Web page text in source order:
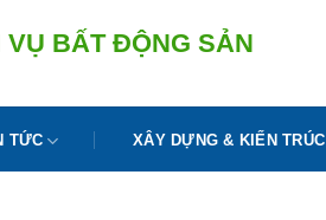
VỤ BẤT ĐỘNG SẢN
TỨC XÂY DỰNG & KIẾN TRÚC